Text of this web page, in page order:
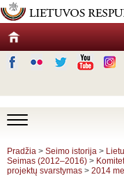
Pradžia > Seimo istorija >
Seimas (2012–2016) >
projektų svarstymas > 2014